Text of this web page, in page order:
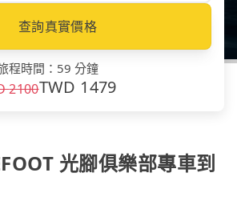
查詢真實價格
程時間 ： 59 分鐘
2100TWD 1479
光腳俱樂部專車到